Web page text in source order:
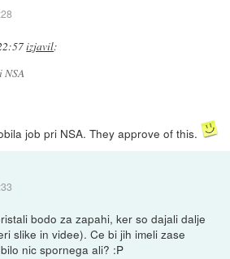
izjavil:
NSA
job pri NSA. They approve of this.
bodo za zapahi, ker so dajali dalje
slike in videe). Ce bi jih imeli zase
nic spornega ali? :P